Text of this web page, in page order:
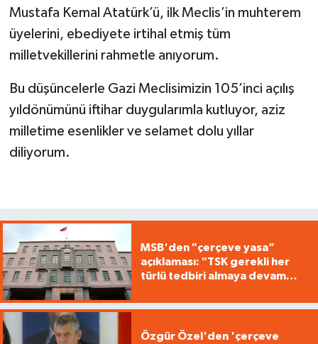
Mustafa Kemal Atatürk’ü, ilk Meclis’in muhterem
üyelerini, ebediyete irtihal etmiş tüm
milletvekillerini rahmetle anıyorum.
Bu düşüncelerle Gazi Meclisimizin 105’inci açılış
yıldönümünü iftihar duygularımla kutluyor, aziz
milletime esenlikler ve selamet dolu yıllar
diliyorum.
MSB'den "çerçeve yasa”
açıklaması: "TSK gerekli her
türlü tedbiri almaya devam
Özgür Özel'den 'çerçeve